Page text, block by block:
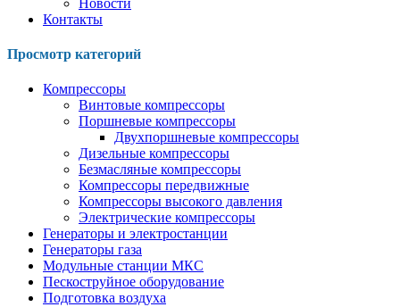
Контакты
Просмотр категорий
Компрессоры
Винтовые компрессоры
Поршневые компрессоры
Двухпоршневые компрессоры
Дизельные компрессоры
Безмасляные компрессоры
Компрессоры передвижные
Компрессоры высокого давления
Электрические компрессоры
Генераторы и электростанции
Генераторы газа
Модульные станции МКС
Пескоструйное оборудование
Подготовка воздуха